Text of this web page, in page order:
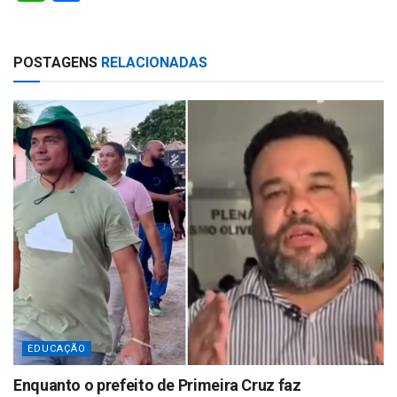
s
A
p
p
e
POSTAGENS RELACIONADAS
EDUCAÇÃO
Enquanto o prefeito de Primeira Cruz faz